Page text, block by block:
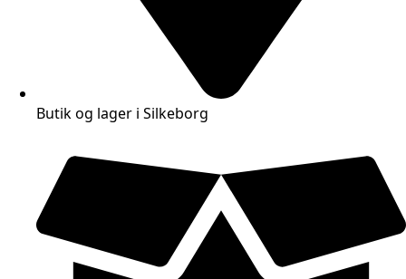
Butik og lager i Silkeborg